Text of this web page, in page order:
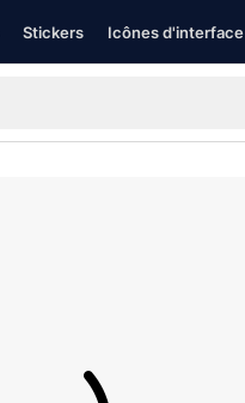
Stickers Icônes d'interface